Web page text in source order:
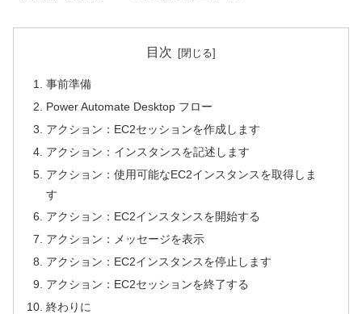
目次
事前準備
Power Automate Desktop フロー
アクション：EC2セッションを作成します
アクション：インスタンスを記述します
アクション：使用可能なEC2インスタンスを取得しま
す
アクション：EC2インスタンスを開始する
アクション：メッセージを表示
アクション：EC2インスタンスを停止します
アクション：EC2セッションを終了する
終わりに